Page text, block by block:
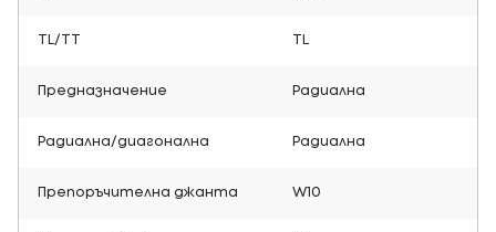
TL/TT
Предназначение Радиална
Радиална/диагонална Радиална
Препоръчителна джанта W10